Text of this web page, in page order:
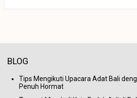
BLOG
Tips Mengikuti Upacara Adat Bali
Penuh Hormat